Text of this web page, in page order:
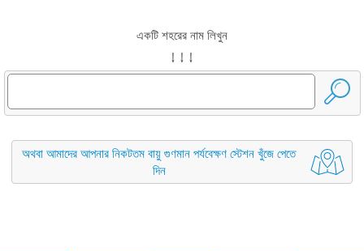
একটি শহরের নাম লিখুন
↓ ↓ ↓
অথবা আমাদের আপনার নিকটতম বায়ু গুণমান পর্যবেক্ষণ স্টেশন খুঁজে পেতে
দিন